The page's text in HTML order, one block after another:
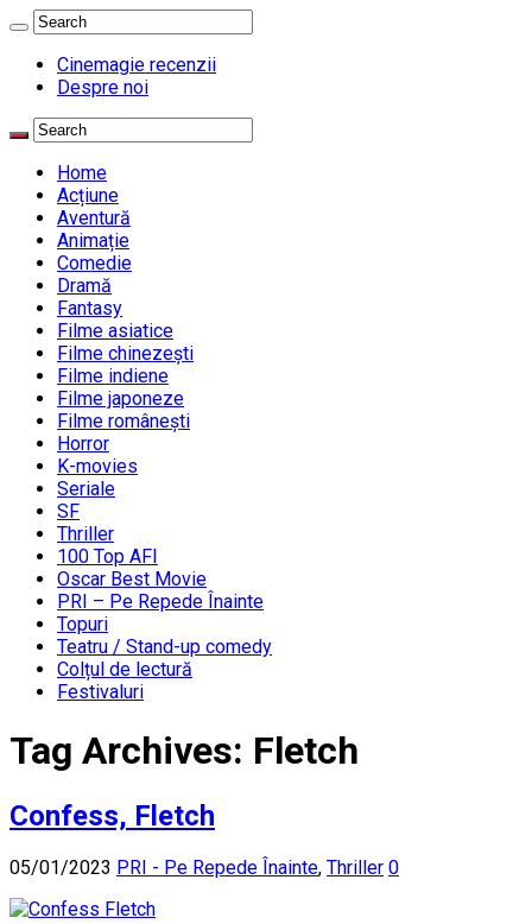
Cinemagie recenzii
Despre noi
Home
Acțiune
Aventură
Animație
Comedie
Dramă
Fantasy
Filme asiatice
Filme chinezești
Filme indiene
Filme japoneze
Filme românești
Horror
K-movies
Seriale
SF
Thriller
100 Top AFI
Oscar Best Movie
PRI – Pe Repede Înainte
Topuri
Teatru / Stand-up comedy
Colțul de lectură
Festivaluri
Tag Archives: Fletch
Confess, Fletch
05/01/2023 PRI - Pe Repede Înainte, Thriller 0